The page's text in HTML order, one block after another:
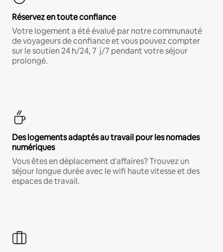
Réservez en toute confiance
Votre logement a été évalué par notre communauté
de voyageurs de confiance et vous pouvez compter
sur le soutien 24 h/24, 7 j/7 pendant votre séjour
prolongé.
Des logements adaptés au travail pour les nomades
numériques
Vous êtes en déplacement d'affaires? Trouvez un
séjour longue durée avec le wifi haute vitesse et des
espaces de travail.